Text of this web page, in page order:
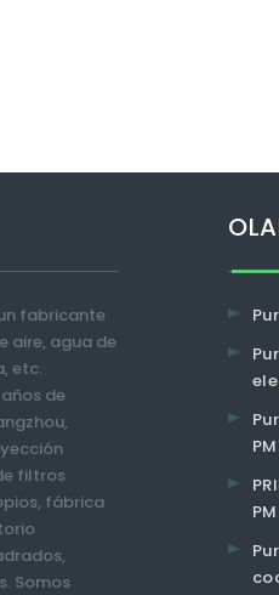
fabricante
aire, agua de
etc.
de
filtros
fábrica
Somos